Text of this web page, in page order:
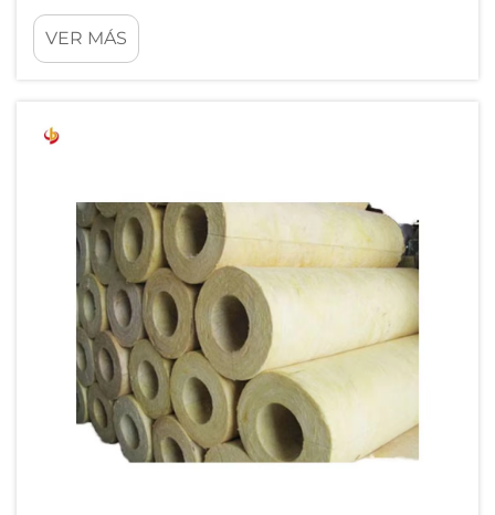
sostenibilidad, impulsado por códigos de construcción más
estrictos, regulaciones ambientales y el aumento de los
VER MÁS